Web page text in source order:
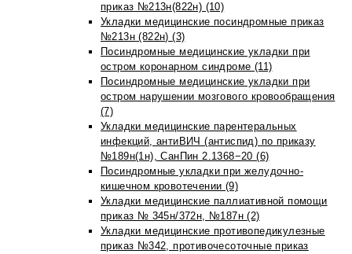
приказ №213н(822н) (10)
Укладки медицинские посиндромные приказ
№213н (822н) (3)
Посиндромные медицинские укладки при
остром коронарном синдроме (11)
Посиндромные медицинские укладки при
остром нарушении мозгового кровообращения
(7)
Укладки медицинские парентеральных
инфекций, антиВИЧ (антиспид) по приказу
№189н(1н), СанПин 2.1368−20 (6)
Посиндромные укладки при желудочно-
кишечном кровотечении (9)
Укладки медицинские паллиативной помощи
приказ № 345н/372н, №187н (2)
Укладки медицинские противопедикулезные
приказ №342, противочесоточные приказ